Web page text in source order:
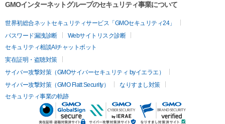
GMOインターネットグループのセキュリティ事業について
世界初総合ネットセキュリティサービス「GMOセキュリティ24」
パスワード漏洩診断
Webサイトリスク診断
セキュリティ相談AIチャットボット
実在証明・盗聴対策
サイバー攻撃対策（GMOサイバーセキュリティ byイエラエ）
サイバー攻撃対策（GMO Flatt Security）
なりすまし対策
セキュリティ事業の軌跡